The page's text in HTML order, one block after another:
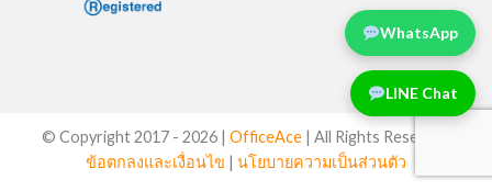
© Copyright 2017 - 2026 | OfficeAce | All Rights Reserved
ข้อตกลงและเงื่อนไข | นโยบายความเป็นส่วนตัว
LINE Chat
WhatsApp